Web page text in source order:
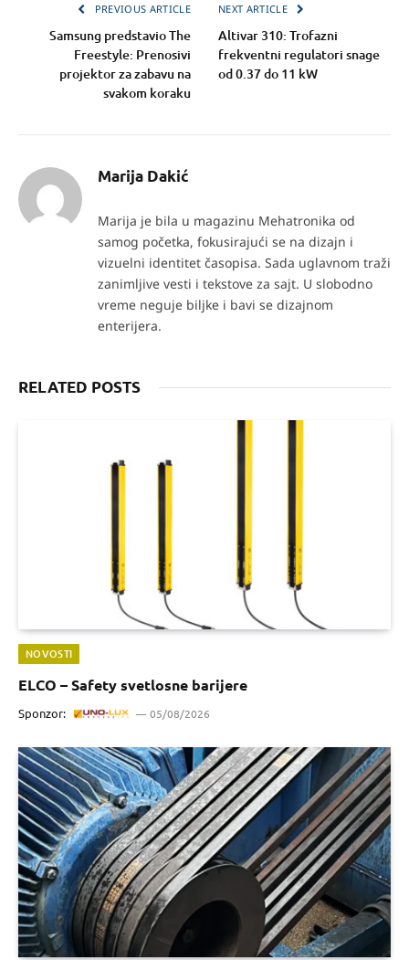
PREVIOUS ARTICLE
Samsung predstavio The
Freestyle: Prenosivi
projektor za zabavu na
svakom koraku
NEXT ARTICLE
Altivar 310: Trofazni
frekventni regulatori snage
od 0.37 do 11 kW
Marija Dakić
Marija je bila u magazinu Mehatronika od
samog početka, fokusirajući se na dizajn i
vizuelni identitet časopisa. Sada uglavnom traži
zanimljive vesti i tekstove za sajt. U slobodno
vreme neguje biljke i bavi se dizajnom
enterijera.
RELATED POSTS
NOVOSTI
ELCO – Safety svetlosne barijere
Sponzor: 05/08/2026